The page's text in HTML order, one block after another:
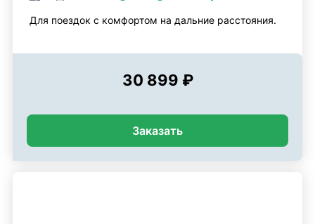
Для поездок с комфортом на дальние расстояния.
30 899 ₽
Заказать